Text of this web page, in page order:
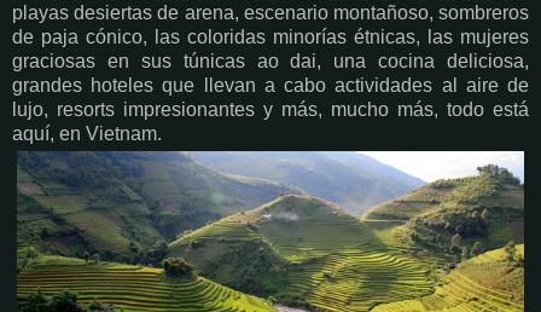
playas desiertas de arena, escenario montañoso, sombreros
de paja cónico, las coloridas minorías étnicas, las mujeres
graciosas en sus túnicas ao dai, una cocina deliciosa,
grandes hoteles que llevan a cabo actividades al aire de
lujo, resorts impresionantes y más, mucho más, todo está
aquí, en Vietnam.